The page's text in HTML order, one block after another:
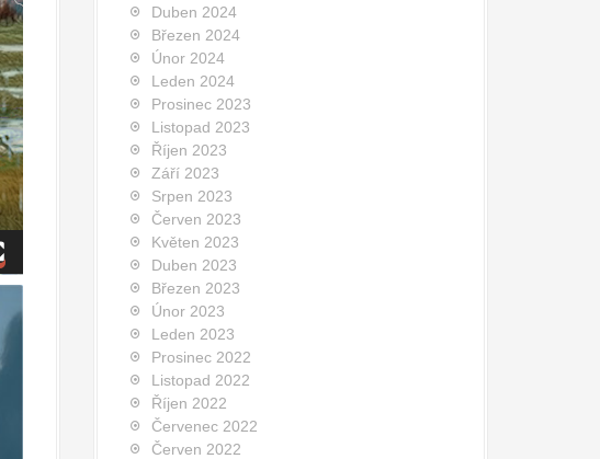
Duben 2024
Březen 2024
Únor 2024
Leden 2024
Prosinec 2023
Listopad 2023
Říjen 2023
Září 2023
Srpen 2023
Červen 2023
Květen 2023
Duben 2023
Březen 2023
Únor 2023
Leden 2023
Prosinec 2022
Listopad 2022
Říjen 2022
Červenec 2022
Červen 2022